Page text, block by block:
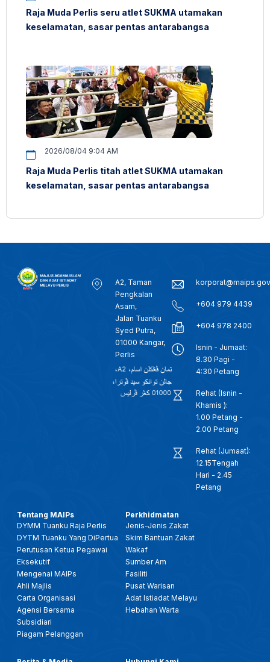
Raja Muda Perlis seru atlet SUKMA utamakan
keselamatan, sasar pentas antarabangsa
2026/08/04 9:04 AM
Raja Muda Perlis titah atlet SUKMA utamakan
keselamatan, sasar pentas antarabangsa
A2, Taman
Pengkalan
Asam,
Jalan Tuanku
Syed Putra,
01000 Kangar,
Perlis
+604 979 4439
+604 978 2400
Isnin - Jumaat:
8.30 Pagi -
4:30 Petang
Rehat (Isnin -
Khamis ):
1.00 Petang -
2.00 Petang
Rehat (Jumaat):
12.15Tengah
Hari - 2.45
Petang
Tentang MAIPs
DYMM Tuanku Raja Perlis
DYTM Tuanku Yang DiPertua
Perutusan Ketua Pegawai
Eksekutif
Mengenai MAIPs
Ahli Majlis
Carta Organisasi
Agensi Bersama
Subsidiari
Piagam Pelanggan
Perkhidmatan
Jenis-Jenis Zakat
Skim Bantuan Zakat
Wakaf
Sumber Am
Fasiliti
Pusat Warisan
Adat Istiadat Melayu
Hebahan Warta